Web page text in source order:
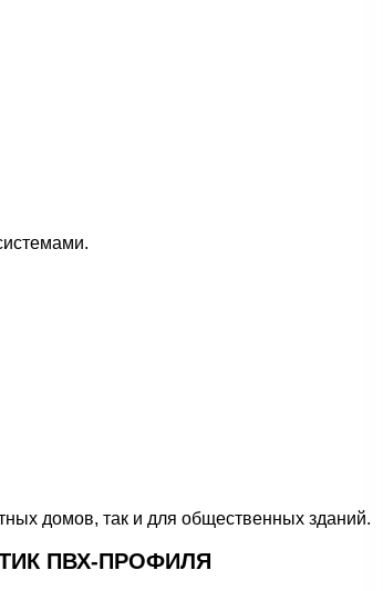
домов, так и для общественных зданий.
ПВХ-ПРОФИЛЯ